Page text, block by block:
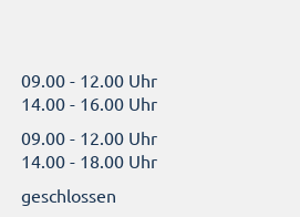
09.00 - 12.00 Uhr
14.00 - 16.00 Uhr
09.00 - 12.00 Uhr
14.00 - 18.00 Uhr
geschlossen